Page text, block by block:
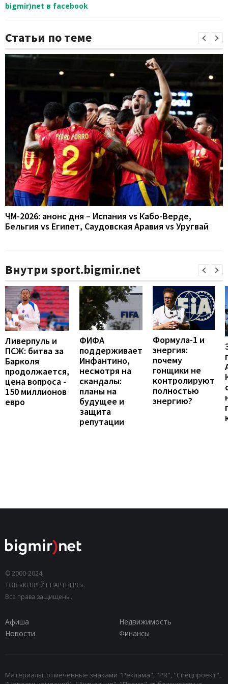
bigmir)net в facebook
Статьи по теме
ЧМ-2026: анонс дня – Испания vs Кабо-Верде,
Бельгия vs Египет, Саудовская Аравия vs Уругвай
Внутри sport.bigmir.net
Ливерпуль и
ПСЖ: битва за
Барколя
продолжается,
цена вопроса -
150 миллионов
евро
ФИФА
поддерживает
Инфантино,
несмотря на
скандалы:
планы на
будущее и
защита
репутации
Формула-1 и
энергия:
почему
гонщики не
контролируют
полностью
энергию?
© 2000-2024,
ТОВ «КЕПРЕЙТ ПАРТНЕРС».
Все права защищены.
Афиша
Недвижимость
Новости
Финансы
Материалы, отмеченные знаками "Реклама", "PR", "Спецпроект",